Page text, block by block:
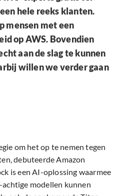
hele reeks klanten.
mensen met een
op AWS. Bovendien
aan de slag te kunnen
willen we verder gaan
om het op te nemen tegen
debuteerde Amazon
is een AI-oplossing waarmee
modellen kunnen